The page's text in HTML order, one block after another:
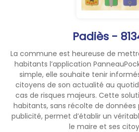
Padiès -
La commune est heureuse de
habitants l’application
simple, elle souhaite tenir
citoyens de son actualité au
cas de risques majeurs. Cette
habitants, sans récolte de données
publicité, permet d’établir un
le maire et ses